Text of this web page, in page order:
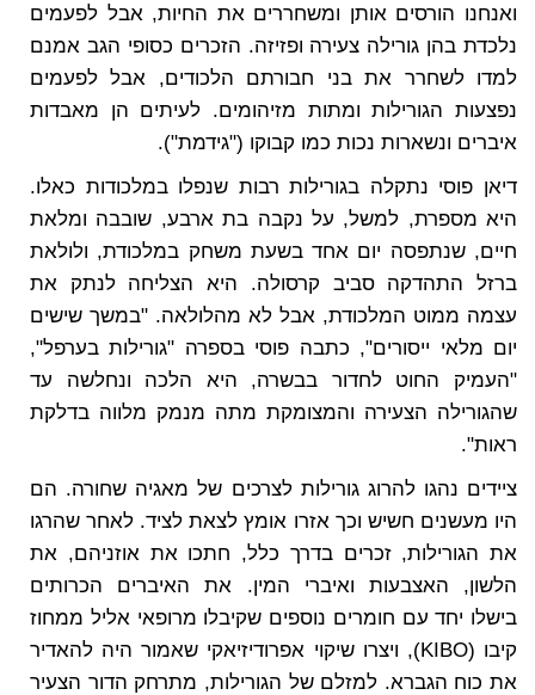
ואנחנו הורסים אותן ומשחררים את החיות, אבל לפעמים
נלכדת בהן גורילה צעירה ופזיזה. הזכרים כסופי הגב אמנם
למדו לשחרר את בני חבורתם הלכודים, אבל לפעמים
נפצעות הגורילות ומתות מזיהומים. לעיתים הן מאבדות
איברים ונשארות נכות כמו קבוקו ("גידמת").
דיאן פוסי נתקלה בגורילות רבות שנפלו במלכודות כאלו.
היא מספרת, למשל, על נקבה בת ארבע, שובבה ומלאת
חיים, שנתפסה יום אחד בשעת משחק במלכודת, ולולאת
ברזל התהדקה סביב קרסולה. היא הצליחה לנתק את
עצמה ממוט המלכודת, אבל לא מהלולאה. "במשך שישים
יום מלאי ייסורים", כתבה פוסי בספרה "גורילות בערפל",
"העמיק החוט לחדור בבשרה, היא הלכה ונחלשה עד
שהגורילה הצעירה והמצומקת מתה מנמק מלווה בדלקת
ראות".
ציידים נהגו להרוג גורילות לצרכים של מאגיה שחורה. הם
היו מעשנים חשיש וכך אזרו אומץ לצאת לציד. לאחר שהרגו
את הגורילות, זכרים בדרך כלל, חתכו את אוזניהם, את
הלשון, האצבעות ואיברי המין. את האיברים הכרותים
בישלו יחד עם חומרים נוספים שקיבלו מרופאי אליל ממחוז
קיבו (KIBO), ויצרו שיקוי אפרודיזיאקי שאמור היה להאדיר
את כוח הגברא. למזלם של הגורילות, מתרחק הדור הצעיר